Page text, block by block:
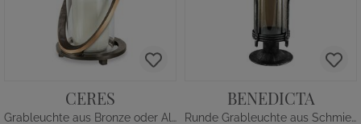
CERES
Grableuchte aus Bronze oder Alu
BENEDICTA
Runde Grableuchte aus Schmiedeeisen